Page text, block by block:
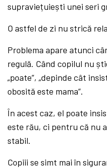
supraviețuiești unei seri
O astfel de zi nu strică
Problema apare atunci
regulă. Când copilul nu
„poate”, „depinde cât
obosită este mama”.
În acest caz, el poate
este rău, ci pentru că nu
stabil.
Copiii se simt mai în